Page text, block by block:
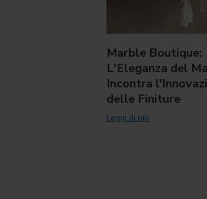
Marble Boutique:
L'Eleganza del
Incontra
delle Finiture
Leggi di più